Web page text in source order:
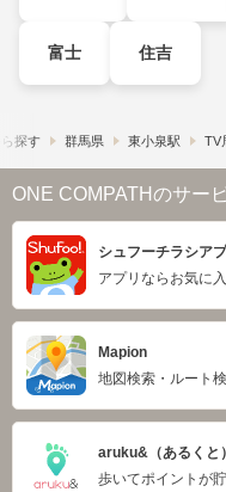
富士 住吉
探す 群馬県 東小泉駅 TV
ONE COMPATHのサー
シュフーチラシア
アプリならお気に
Mapion
地図検索・ルート
aruku&（あるくと）
歩いてポイントが